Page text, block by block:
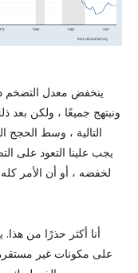
ينخفض ​​معدل التضخم
التالية ، وسط الحجج
يجب علينا التعود على
لخفضه ، أو أن الأمر
أنا أكثر حذرًا من هذا.
على مكونات غير